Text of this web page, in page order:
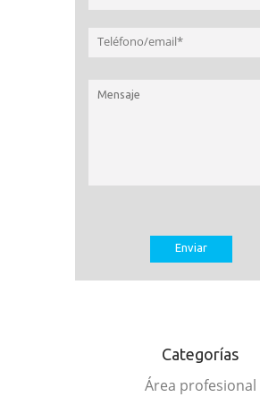
Categorías
Área profesional